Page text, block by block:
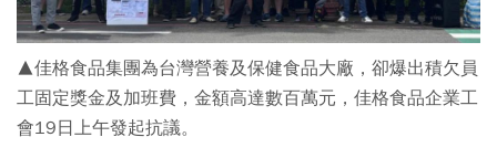
▲佳格食品集團為台灣營養及保健食品大廠，卻爆出積欠員
工固定獎金及加班費，金額高達數百萬元，佳格食品企業工
會19日上午發起抗議。